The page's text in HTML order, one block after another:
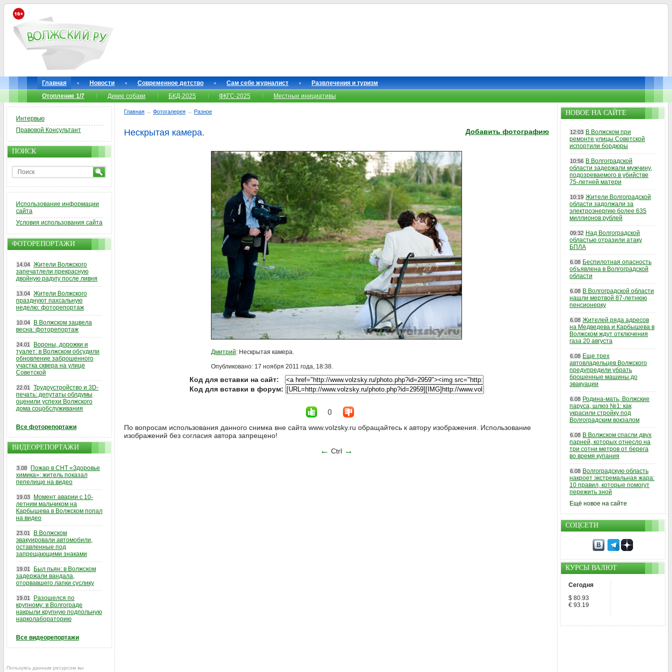
Главная Новости Современное детство Сам себе журналист
Развлечения и туризм
Отопление 1/7
Дикие собаки БКД-2025 ФКГС-2025 Местные инициативы
Главная → Фотогалерея → Разное
Добавить фотографию
Нескрытая камера.
Дмитрий: Нескрытая камера.
Опубликовано: 17 ноября 2011 года, 18:38.
Код для вставки на сайт:
Код для вставки в форум:
0
По вопросам использования данного снимка вне сайта www.volzsky.ru обращайтесь к автору изображения. Использование
изображений без согласия автора запрещено!
← Ctrl →
Интервью
Правовой Консультант
ПОИСК
Использование информации
сайта
Условия использования сайта
ФОТОРЕПОРТАЖИ
14.04 Жители Волжского
запечатлели прекрасную
двойную радугу после ливня
13.04 Жители Волжского
празднуют пахсальную
неделю: фоторепортаж
10.04
В Волжском зацвела
весна: фоторепортаж
24.01
Вороны, дорожки и
туалет: в Волжском обсудили
обновление заброшенного
участка сквера на улице
Советской
22.01
Трудоустройство и 3D-
печать: депутаты облдумы
оценили успехи Волжского
дома соцобслуживания
Все фоторепортажи
ВИДЕОРЕПОРТАЖИ
3.08
Пожар в СНТ «Здоровье
химика»: житель показал
пепелище на видео
19.03
Момент аварии с 10-
летним мальчиком на
Карбышева в Волжском попал
на видео
23.01
В Волжском
эвакуировали автомобили,
оставленные под
запрещающими знаками
19.01
Был пьян: в Волжском
задержали вандала,
оторвавшего лапки суслику
19.01
Разошелся по
крупному: в Волгограде
накрыли крупную подпольную
нарколабораторию
Все видеорепортажи
Пользуясь данным ресурсом вы
НОВОЕ НА САЙТЕ
12:03 В Волжском при
ремонте улицы Советской
испортили бордюры
10:56 В Волгоградской
области задержали мужчину,
подозреваемого в убийстве
75-летней матери
10:19 Жители Волгоградской
области задолжали за
электроэнергию более 635
миллионов рублей
09:32 Над Волгоградской
областью отразили атаку
БПЛА
6.08 Беспилотная опасность
объявлена в Волгоградской
области
6.08 В Волгоградской области
нашли мертвой 87-летнюю
пенсионерку
6.08 Жителей ряда адресов
на Медведева и Карбышева в
Волжском ждут отключения
газа 20 августа
6.08 Еще трех
автовладельцев Волжского
предупредили убрать
брошенные машины до
эвакуации
6.08 Родина-мать, Волжские
паруса, шлюз №1: как
украсили стройку под
Волгоградским вокзалом
6.08 В Волжском спасли двух
парней, которых отнесло на
три сотни метров от берега
во время купания
6.08 Волгоградскую область
накроет экстремальная жара:
10 правил, которые помогут
пережить зной
Ещё новое на сайте
СОЦСЕТИ
КУРСЫ ВАЛЮТ
Сегодня
$ 80.93
€ 93.19